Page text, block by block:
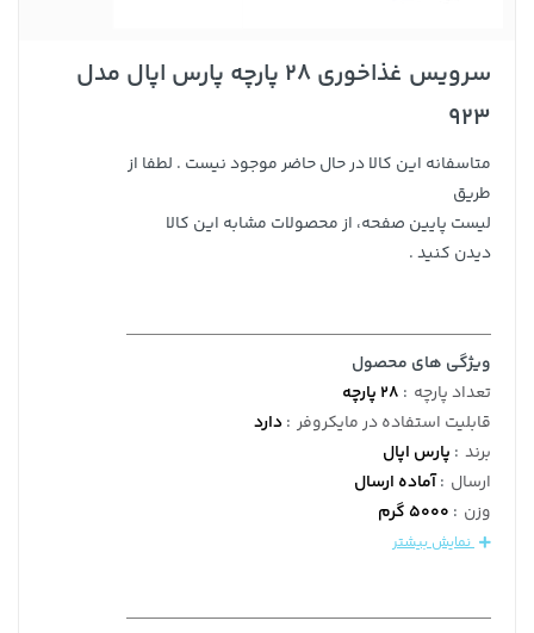
سرویس غذاخوری 28 پارچه پارس اپال مدل
923
متاسفانه این کالا در حال حاضر موجود نیست . لطفا از
طریق
لیست پایین صفحه، از محصولات مشابه این کالا
دیدن کنید .
ویژگی های محصول
تعداد پارچه : 28 پارچه
قابلیت استفاده در مایکروفر :دارد
برند : پارس اپال
ارسال :آماده ارسال
وزن : 5000 گرم
نمایش بیشتر